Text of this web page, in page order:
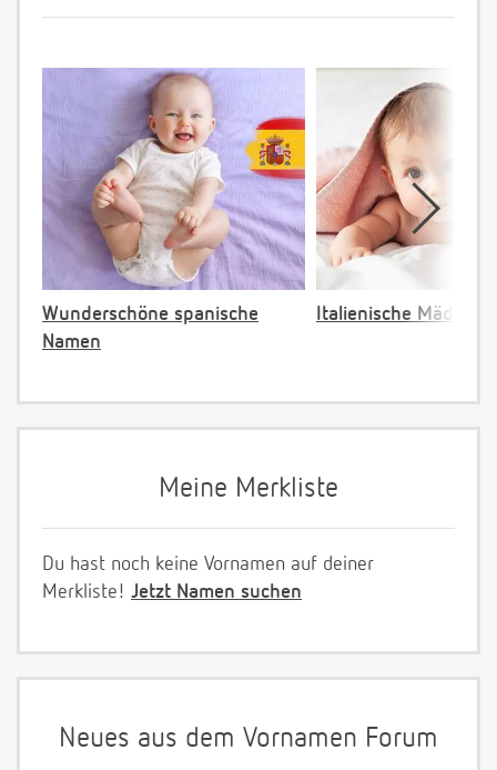
Wunderschöne spanische
Namen
Italienische
Meine Merkliste
Du hast noch keine Vornamen auf deiner
Merkliste! Jetzt Namen suchen
Neues aus dem Vornamen Forum